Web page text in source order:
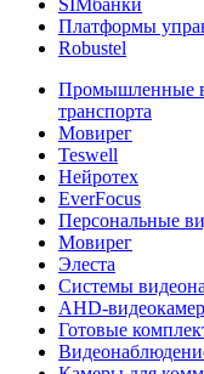
SIMбанки
Платформы
Robustel
Промышленные
транспорта
Мовирег
Teswell
Нейротех
EverFocus
Персональные
Мовирег
Элеста
Системы
AHD-
Готовые